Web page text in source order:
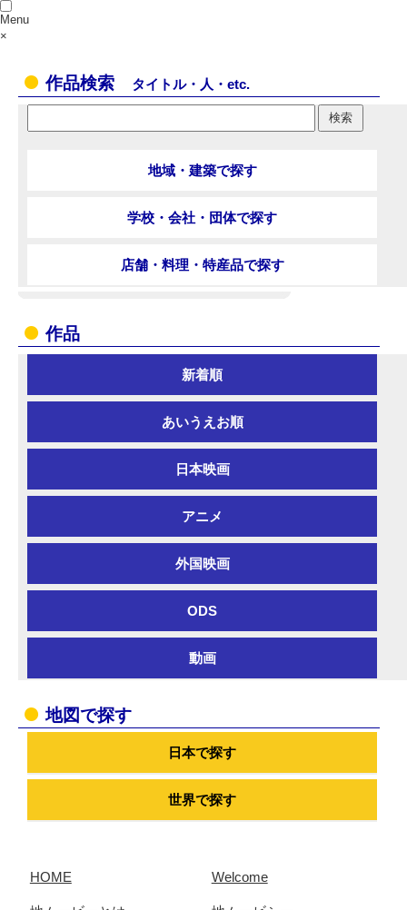
Menu
×
作品検索 タイトル・人・etc.
地域・建築で探す
学校・会社・団体で探す
店舗・料理・特産品で探す
作品
新着順
あいうえお順
日本映画
アニメ
外国映画
ODS
動画
地図で探す
日本で探す
世界で探す
HOME Welcome